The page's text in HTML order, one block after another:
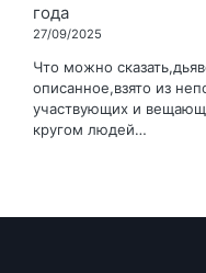
года
27/09/2025
Что можно
описанное,взято из
участвующих и
кругом людей…